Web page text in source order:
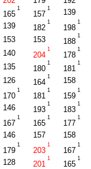
165
1
157
1
139
139 182
1
198
1
153 153 188
1
140 204
1
178
1
135 180
1
181
1
126 164
1
158
170
1
181
1
159
1
146 193
1
183
1
167
1
165
1
177
1
146 157
158
179
1
203
1
167
1
128 201
1
165
1